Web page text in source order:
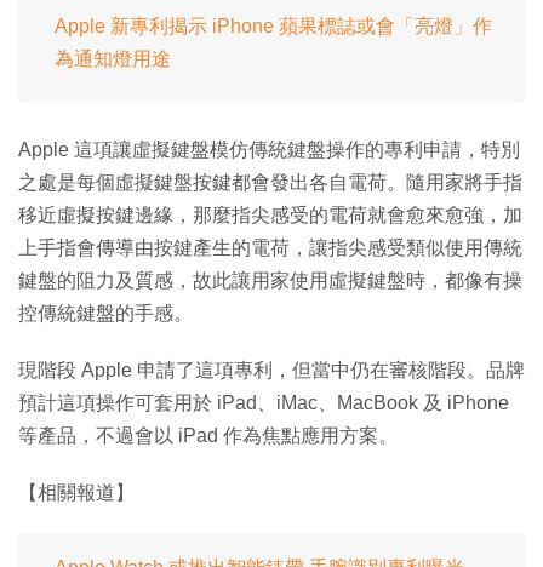
Apple 新專利揭示 iPhone 蘋果標誌或會「亮燈」作
為通知燈用途
Apple 這項讓虛擬鍵盤模仿傳統鍵盤操作的專利申請，特別
之處是每個虛擬鍵盤按鍵都會發出各自電荷。隨用家將手指
移近虛擬按鍵邊緣，那麼指尖感受的電荷就會愈來愈強，加
上手指會傳導由按鍵產生的電荷，讓指尖感受類似使用傳統
鍵盤的阻力及質感，故此讓用家使用虛擬鍵盤時，都像有操
控傳統鍵盤的手感。
現階段 Apple 申請了這項專利，但當中仍在審核階段。品牌
預計這項操作可套用於 iPad、iMac、MacBook 及 iPhone
等產品，不過會以 iPad 作為焦點應用方案。
【相關報道】